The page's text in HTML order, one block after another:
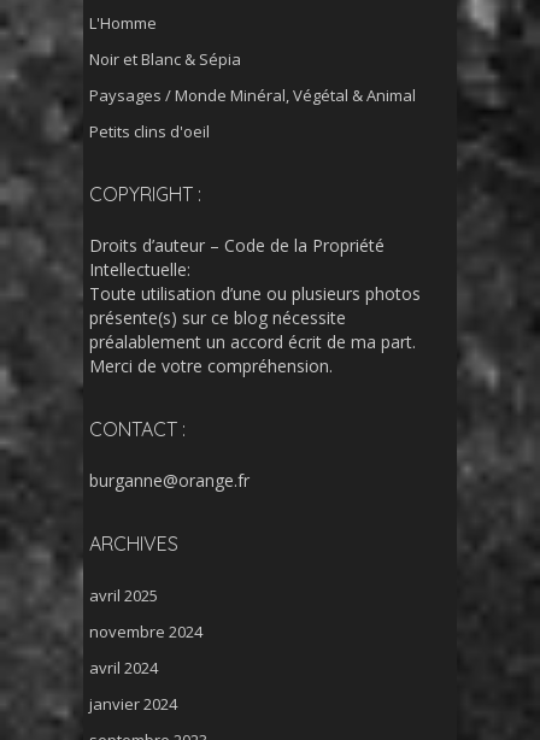
L'Homme
Noir et Blanc & Sépia
Paysages / Monde Minéral, Végétal & Animal
Petits clins d'oeil
COPYRIGHT :
Droits d’auteur – Code de la Propriété
Intellectuelle:
Toute utilisation d’une ou plusieurs photos
présente(s) sur ce blog nécessite
préalablement un accord écrit de ma part.
Merci de votre compréhension.
CONTACT :
burganne@orange.fr
ARCHIVES
avril 2025
novembre 2024
avril 2024
janvier 2024